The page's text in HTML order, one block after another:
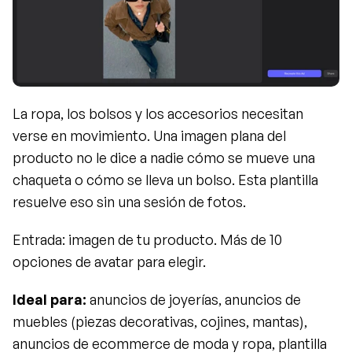
La ropa, los bolsos y los accesorios necesitan
verse en movimiento. Una imagen plana del
producto no le dice a nadie cómo se mueve una
chaqueta o cómo se lleva un bolso. Esta plantilla
resuelve eso sin una sesión de fotos.
Entrada: imagen de tu producto. Más de 10
opciones de avatar para elegir.
Ideal para: anuncios de joyerías, anuncios de
muebles (piezas decorativas, cojines, mantas),
anuncios de ecommerce de moda y ropa, plantilla